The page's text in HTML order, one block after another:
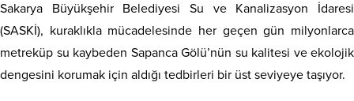
Sakarya Büyükşehir Belediyesi Su ve Kanalizasyon İdaresi
(SASKİ), kuraklıkla mücadelesinde her geçen gün milyonlarca
metreküp su kaybeden Sapanca Gölü’nün su kalitesi ve ekolojik
dengesini korumak için aldığı tedbirleri bir üst seviyeye taşıyor.